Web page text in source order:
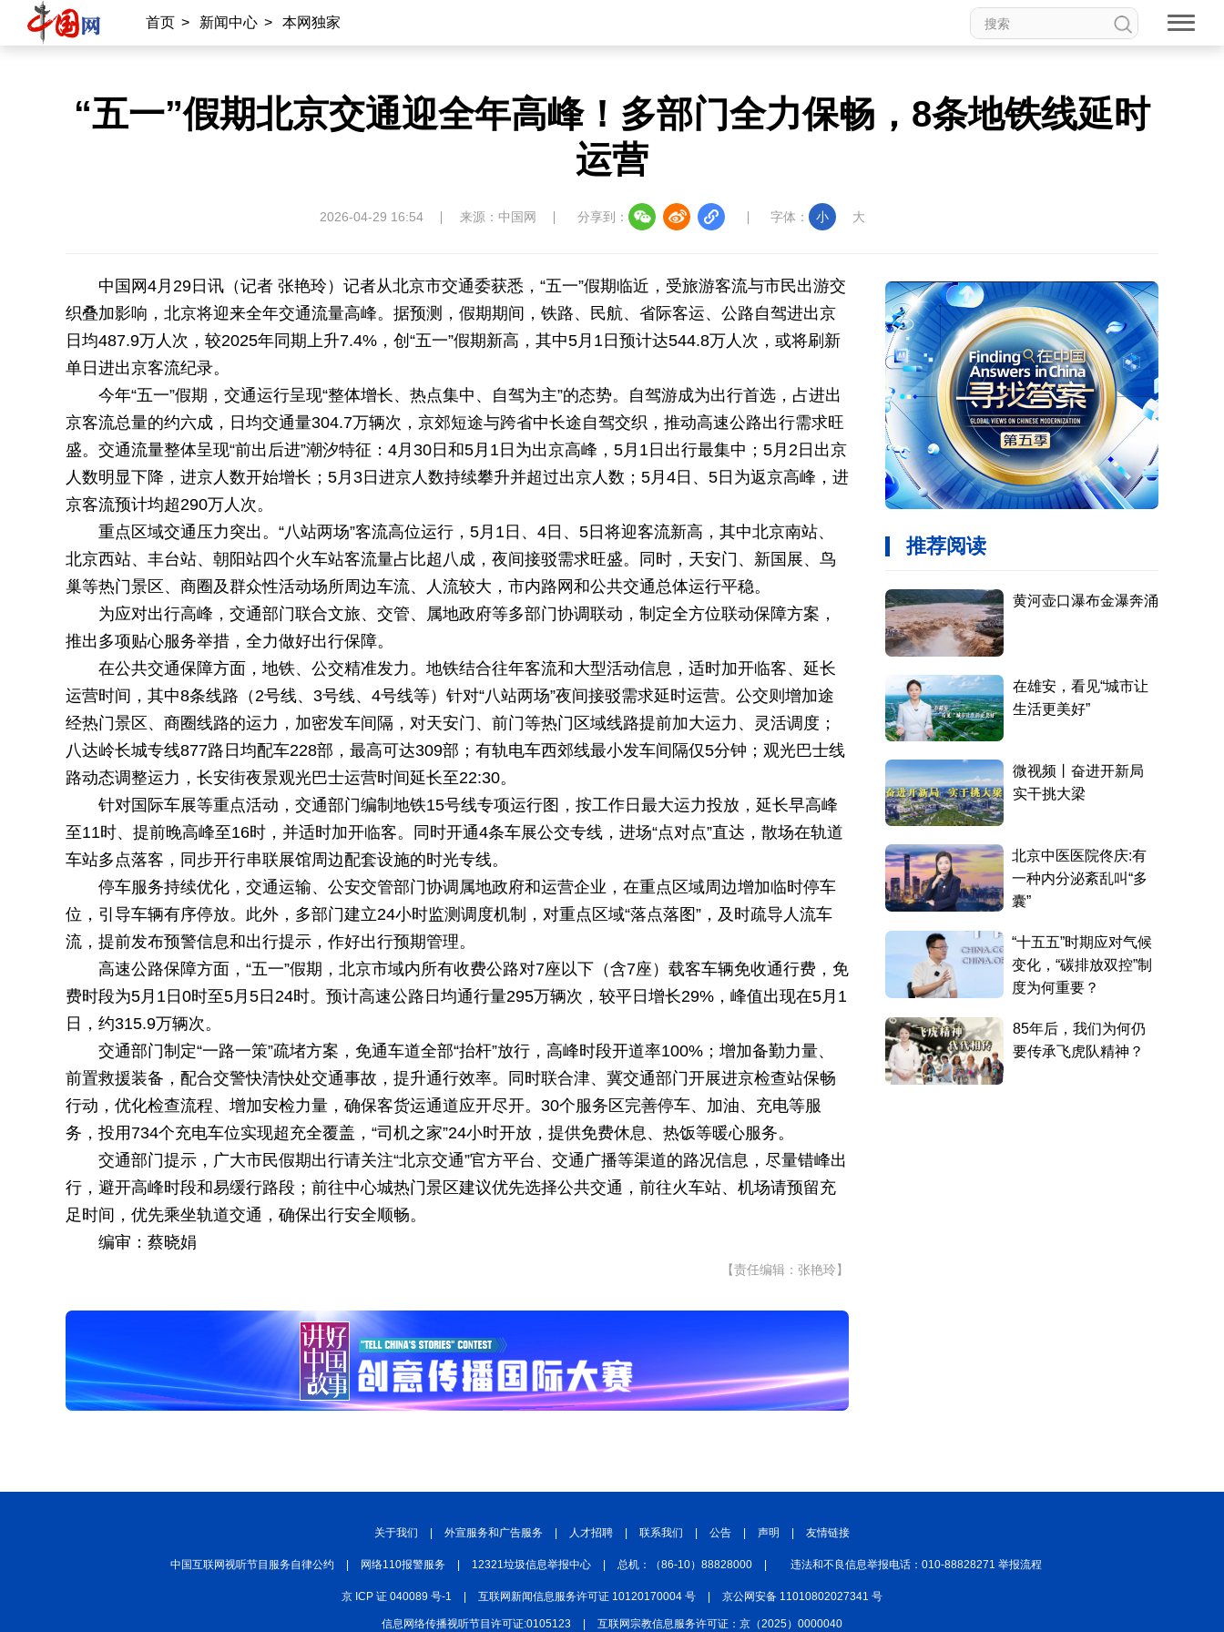
首页 > 新闻中心 > 本网独家
“五一”假期北京交通迎全年高峰！多部门全力保畅，8条地铁线延时
运营
2026-04-29 16:54 来源：中国网 分享到： 字体： 小 大
中国网4月29日讯（记者 张艳玲）记者从北京市交通委获悉，“五一”假期临近，受旅游客流与市民出游交
织叠加影响，北京将迎来全年交通流量高峰。据预测，假期期间，铁路、民航、省际客运、公路自驾进出京
日均487.9万人次，较2025年同期上升7.4%，创“五一”假期新高，其中5月1日预计达544.8万人次，或将刷新
单日进出京客流纪录。
今年“五一”假期，交通运行呈现“整体增长、热点集中、自驾为主”的态势。自驾游成为出行首选，占进出
京客流总量的约六成，日均交通量304.7万辆次，京郊短途与跨省中长途自驾交织，推动高速公路出行需求旺
盛。交通流量整体呈现“前出后进”潮汐特征：4月30日和5月1日为出京高峰，5月1日出行最集中；5月2日出京
人数明显下降，进京人数开始增长；5月3日进京人数持续攀升并超过出京人数；5月4日、5日为返京高峰，进
京客流预计均超290万人次。
重点区域交通压力突出。“八站两场”客流高位运行，5月1日、4日、5日将迎客流新高，其中北京南站、
北京西站、丰台站、朝阳站四个火车站客流量占比超八成，夜间接驳需求旺盛。同时，天安门、新国展、鸟
巢等热门景区、商圈及群众性活动场所周边车流、人流较大，市内路网和公共交通总体运行平稳。
为应对出行高峰，交通部门联合文旅、交管、属地政府等多部门协调联动，制定全方位联动保障方案，
推出多项贴心服务举措，全力做好出行保障。
在公共交通保障方面，地铁、公交精准发力。地铁结合往年客流和大型活动信息，适时加开临客、延长
运营时间，其中8条线路（2号线、3号线、4号线等）针对“八站两场”夜间接驳需求延时运营。公交则增加途
经热门景区、商圈线路的运力，加密发车间隔，对天安门、前门等热门区域线路提前加大运力、灵活调度；
八达岭长城专线877路日均配车228部，最高可达309部；有轨电车西郊线最小发车间隔仅5分钟；观光巴士线
路动态调整运力，长安街夜景观光巴士运营时间延长至22:30。
针对国际车展等重点活动，交通部门编制地铁15号线专项运行图，按工作日最大运力投放，延长早高峰
至11时、提前晚高峰至16时，并适时加开临客。同时开通4条车展公交专线，进场“点对点”直达，散场在轨道
车站多点落客，同步开行串联展馆周边配套设施的时光专线。
停车服务持续优化，交通运输、公安交管部门协调属地政府和运营企业，在重点区域周边增加临时停车
位，引导车辆有序停放。此外，多部门建立24小时监测调度机制，对重点区域“落点落图”，及时疏导人流车
流，提前发布预警信息和出行提示，作好出行预期管理。
高速公路保障方面，“五一”假期，北京市域内所有收费公路对7座以下（含7座）载客车辆免收通行费，免
费时段为5月1日0时至5月5日24时。预计高速公路日均通行量295万辆次，较平日增长29%，峰值出现在5月1
日，约315.9万辆次。
交通部门制定“一路一策”疏堵方案，免通车道全部“抬杆”放行，高峰时段开道率100%；增加备勤力量、
前置救援装备，配合交警快清快处交通事故，提升通行效率。同时联合津、冀交通部门开展进京检查站保畅
行动，优化检查流程、增加安检力量，确保客货运通道应开尽开。30个服务区完善停车、加油、充电等服
务，投用734个充电车位实现超充全覆盖，“司机之家”24小时开放，提供免费休息、热饭等暖心服务。
交通部门提示，广大市民假期出行请关注“北京交通”官方平台、交通广播等渠道的路况信息，尽量错峰出
行，避开高峰时段和易缓行路段；前往中心城热门景区建议优先选择公共交通，前往火车站、机场请预留充
足时间，优先乘坐轨道交通，确保出行安全顺畅。
编审：蔡晓娟
【责任编辑：张艳玲】
关于我们 外宣服务和广告服务 人才招聘 联系我们 公告 声明 友情链接
中国互联网视听节目服务自律公约 网络110报警服务 12321垃圾信息举报中心 总机：（86-10）88828000 违法和不良信息举报电话：010-88828271 举报流程
京 ICP 证 040089 号-1 互联网新闻信息服务许可证 10120170004 号 京公网安备 11010802027341 号
信息网络传播视听节目许可证:0105123 互联网宗教信息服务许可证：京（2025）0000040